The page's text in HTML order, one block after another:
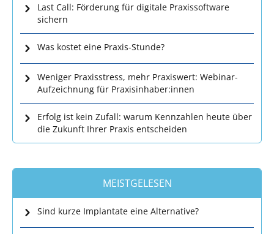
Last Call: Förderung für digitale Praxissoftware
sichern
Was kostet eine Praxis-Stunde?
Weniger Praxisstress, mehr Praxiswert: Webinar-
Aufzeichnung für Praxisinhaber:innen
Erfolg ist kein Zufall: warum Kennzahlen heute über
die Zukunft Ihrer Praxis entscheiden
MEISTGELESEN
Sind kurze Implantate eine Alternative?